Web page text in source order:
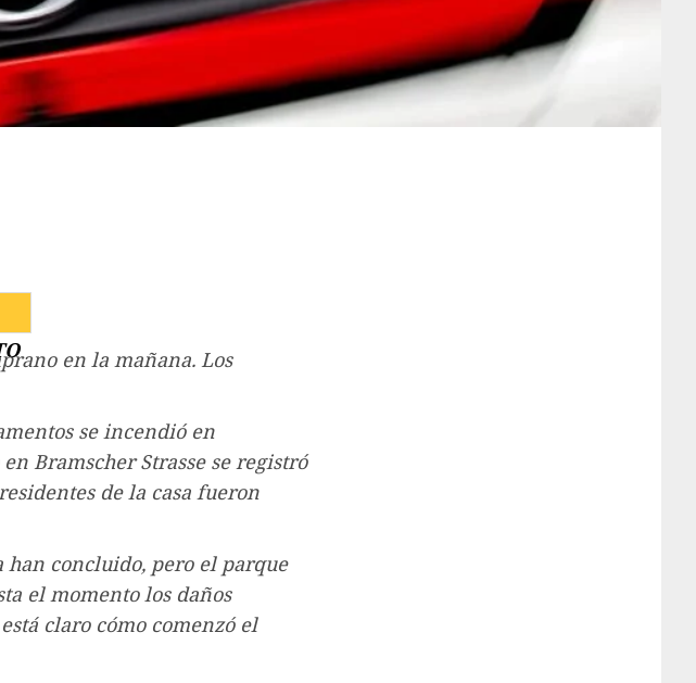
en la mañana. Los
se incendió en
Bramscher Strasse se registró
de la casa fueron
concluido, pero el parque
el momento los daños
claro cómo comenzó el